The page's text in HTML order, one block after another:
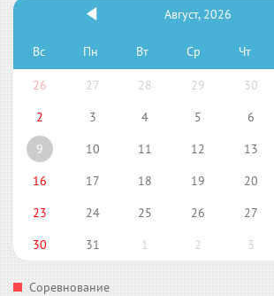
Август, 2026
Вс Пн Вт Ср Чт
26 27 28 29 30
2
3 4 5 6
9
10 11 12 13
16
17 18 19 20
23
24 25 26 27
30
31 1 2 3
Соревнование